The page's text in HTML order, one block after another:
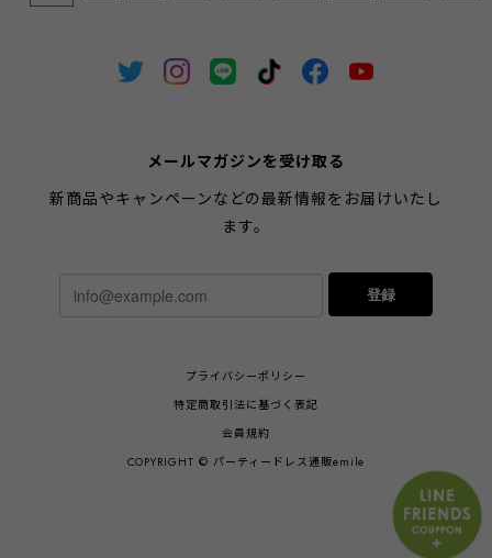
メールマガジンを受け取る
新商品やキャンペーンなどの最新情報をお届けいたし
ます。
登録
プライバシーポリシー
特定商取引法に基づく表記
会員規約
COPYRIGHT © パーティードレス通販emile